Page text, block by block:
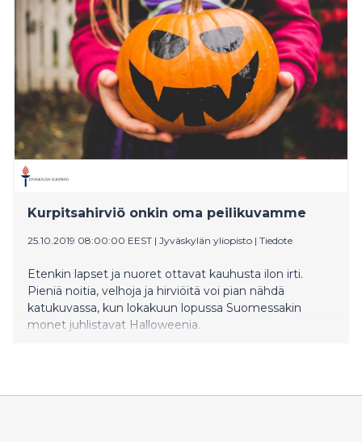
Kurpitsahirviö onkin oma peilikuvamme
25.10.2019 08:00:00 EEST | Jyväskylän yliopisto | Tiedote
Etenkin lapset ja nuoret ottavat kauhusta ilon irti.
Pieniä noitia, velhoja ja hirviöitä voi pian nähdä
katukuvassa, kun lokakuun lopussa Suomessakin
monet juhlistavat Halloweenia.